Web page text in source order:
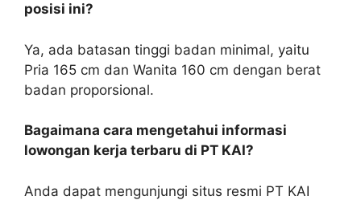
posisi ini?
Ya, ada batasan tinggi badan minimal, yaitu
Pria 165 cm dan Wanita 160 cm dengan berat
badan proporsional.
Bagaimana cara mengetahui informasi
lowongan kerja terbaru di PT KAI?
Anda dapat mengunjungi situs resmi PT KAI